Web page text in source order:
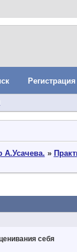
Регистрация
А.Усачева. »
себя